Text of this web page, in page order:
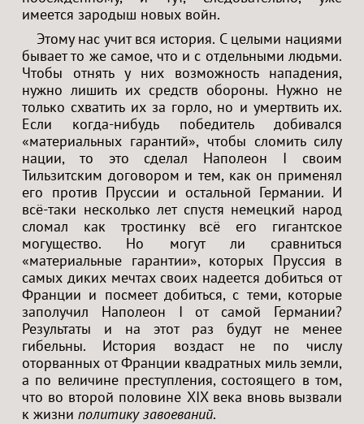
имеется зародыш новых войн.
Этому нас учит вся история. С целыми нациями
бывает то же самое, что и с отдельными людьми.
Чтобы отнять у них возможность нападения,
нужно лишить их средств обороны. Нужно не
только схватить их за горло, но и умертвить их.
Если когда-нибудь победитель добивался
«материальных гарантий», чтобы сломить силу
нации, то это сделал Наполеон I своим
Тильзитским договором и тем, как он применял
его против Пруссии и остальной Германии. И
всё-таки несколько лет спустя немецкий народ
сломал как тростинку всё его гигантское
могущество. Но могут ли сравниться
«материальные гарантии», которых Пруссия в
самых диких мечтах своих надеется добиться от
Франции и посмеет добиться, с теми, которые
заполучил Наполеон I от самой Германии?
Результаты и на этот раз будут не менее
гибельны. История воздаст не по числу
оторванных от Франции квадратных миль земли,
а по величине преступления, состоящего в том,
что во второй половине XIX века вновь вызвали
к жизни политику завоеваний.